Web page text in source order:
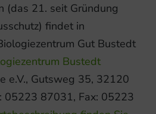
(das 21. seit Gründung
findet in
Gut Bustedt
Bustedt
e.V., Gutsweg 35, 32120
05223 87031, Fax: 05223